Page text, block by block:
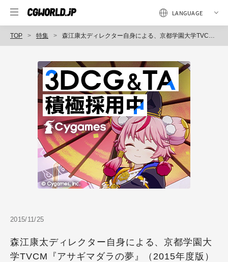
TOP 特集 森江康太ディレクター自身による、京都学園大学TVCM『アサギマダラの夢』（2015年度版）アニメーションブレイクダウン
2015/11/25
森江康太ディレクター自身による、京都学園大
学TVCM『アサギマダラの夢』（2015年度版）